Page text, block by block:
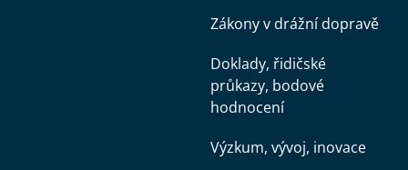
Zákony v drážní dopravě
Doklady, řidičské
průkazy, bodové
hodnocení
Výzkum, vývoj, inovace